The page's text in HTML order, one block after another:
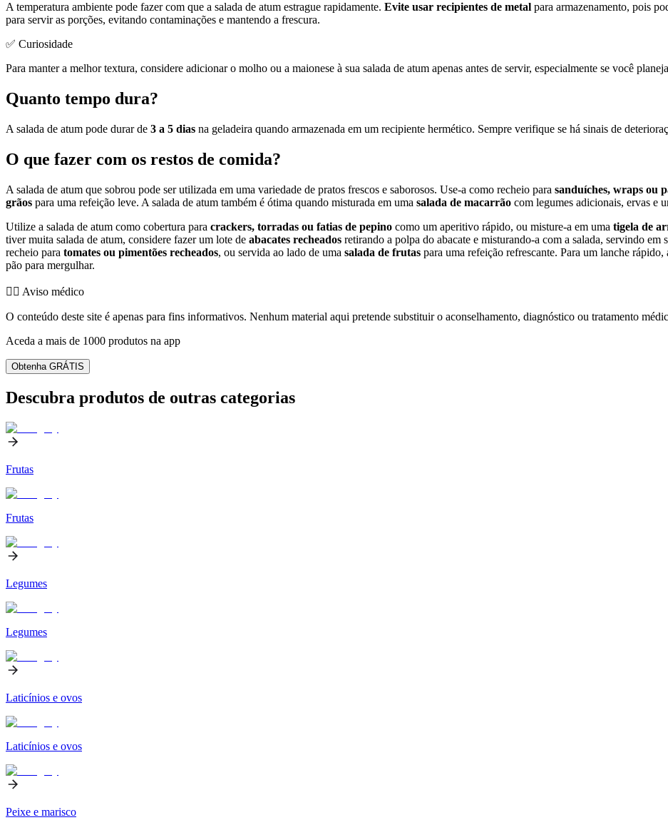
A temperatura ambiente pode fazer com que a salada de atum estrague rapidamente. Evite usar recipientes de metal para armazenamento, pois
para servir as porções, evitando contaminações e mantendo a frescura.
✅ Curiosidade
Para manter a melhor textura, considere adicionar o molho ou a maionese à sua salada de atum apenas antes de servir, especialmente se você
Quanto tempo dura?
A salada de atum pode durar de 3 a 5 dias na geladeira quando armazenada em um recipiente hermético. Sempre verifique se há sinais de
O que fazer com os restos de comida?
A salada de atum que sobrou pode ser utilizada em uma variedade de pratos frescos e saborosos. Use-a como recheio para sanduíches, wraps ou
grãos para uma refeição leve. A salada de atum também é ótima quando misturada em uma salada de macarrão com legumes adicionais, ervas e
Utilize a salada de atum como cobertura para crackers, torradas ou fatias de pepino como um aperitivo rápido, ou misture-a em uma tigela de
tiver muita salada de atum, considere fazer um lote de abacates recheados retirando a polpa do abacate e misturando-a com a salada, servindo em
recheio para tomates ou pimentões recheados, ou servida ao lado de uma salada de frutas para uma refeição refrescante. Para um lanche
pão para mergulhar.
👨‍⚕️️ Aviso médico
O conteúdo deste site é apenas para fins informativos. Nenhum material aqui pretende substituir o aconselhamento, diagnóstico ou tratamento
Aceda a mais de 1000 produtos na app
Obtenha GRÁTIS
Descubra produtos de outras categorias
Frutas
Frutas
Legumes
Legumes
Laticínios e ovos
Laticínios e ovos
Peixe e marisco